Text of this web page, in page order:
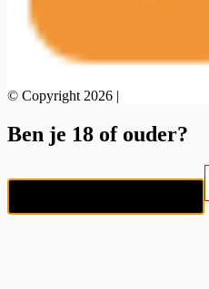
© Copyright 2026 |
Ben je 18 of ouder?